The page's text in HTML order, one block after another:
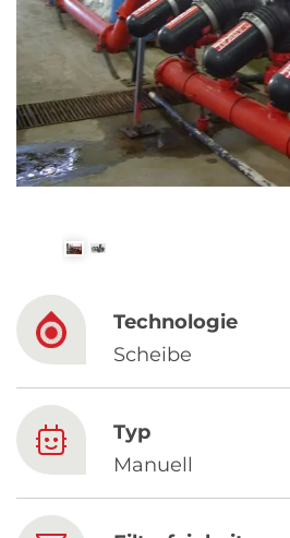
Russia
Russian
France
French
Germany
Hebrew
Technologie
Scheibe
Typ
Manuell